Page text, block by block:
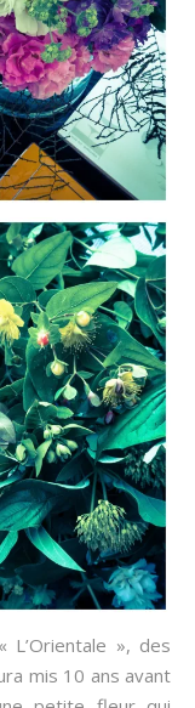
», des
mis 10 ans avant